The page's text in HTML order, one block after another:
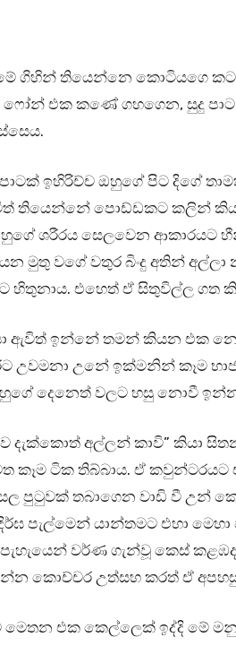
ගිහින් තියෙන්නෙ කොටියගෙ
ෆෝන් එක කණේ ගහගෙන, සුදු
ඉහිරිච්ච ඔහුගේ පිට දිගේ
තියෙන්නේ පොඩ්ඩකට කලින්
ශරීරය සෙලවෙන ආකාරයට
මුතු වගේ වතුර බිංදු අතින්
එහෙත් ඒ සිතුවිල්ල ගත
ඇවිත් ඉන්නේ තමන් කියන එක
උවමනා උනේ ඉක්මනින් කෑම
දෙනෙත් වලට හසු නොවී
දැක්කොත් අල්ලන් කාවි” කියා
කෑම ටික තිබ්බාය. ඒ කවුන්ටරයට
පුටුවක් තබාගෙන වාඩි වී උන්
පැල්මෙන් යාන්තමට එහා
වර්ණ ගැන්වූ කෙස්
කොච්චර උත්සහ කරත් ඒ අපහසු
මෙතන එක කෙල්ලෙක් ඉද්දි මේ